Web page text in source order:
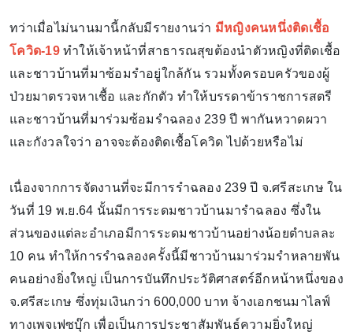
ทว่าเมื่อไม่นานมานี้กลับมีรายงานว่า มีหญิงคนหนึ่งติดเชื้อ
โควิด-19ทำให้เจ้าหน้าที่สาธารณสุขต้องนำตัวหญิงที่ติดเชื้อ
และชาวบ้านที่มาซ้อมรำอยู่ใกล้กัน รวมทั้งครอบครัวของผู้
ป่วยมาตรวจหาเชื้อ และกักตัว ทำให้บรรดาข้าราชการสตรี
และชาวบ้านที่มาร่วมซ้อมรำฉลอง 239 ปี พากันหวาดผวา
และกังวลใจว่า อาจจะต้องติดเชื้อโควิด ไปด้วยหรือไม่
เนื่องจากการจัดงานที่จะมีการรำฉลอง 239 ปี จ.ศรีสะเกษ ใน
วันที่ 19 พ.ย.64 นั้นมีการระดมชาวบ้านมารำฉลอง ซึ่งใน
ส่วนของแต่ละอำเภอมีการระดมชาวบ้านอย่างน้อยตำบลละ
10 คน ทำให้การรำฉลองครั้งนี้มีชาวบ้านมาร่วมรำหลายพัน
คนอย่างยิ่งใหญ่ เป็นการบันทึกประวัติศาสตร์อีกหน้าหนึ่งของ
จ.ศรีสะเกษ ซึ่งทุ่มเงินกว่า 600,000 บาท จ้างเอกชนมาไลฟ์
ทางเพจเฟซบุ๊ก เพื่อเป็นการประชาสัมพันธ์ความยิ่งใหญ่